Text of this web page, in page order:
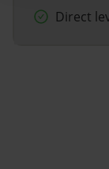
Direct